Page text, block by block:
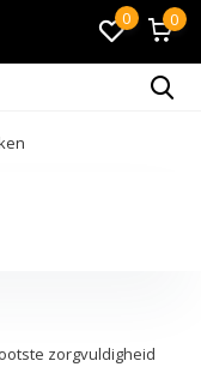
0 0
zorgvuldigheid